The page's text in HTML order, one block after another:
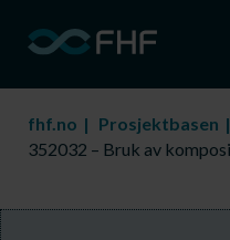
fhf.no
Prosjektbasen